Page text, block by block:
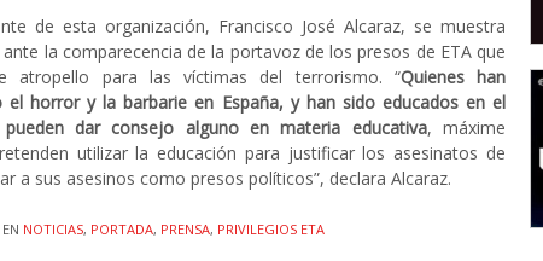
de esta organización, Francisco José Alcaraz, se muestra
la comparecencia de la portavoz de los presos de ETA que
atropello para las víctimas del terrorismo. “Quienes han
el horror y la barbarie en España, y han sido educados en el
dar consejo alguno en materia educativa, máxime
utilizar la educación para justificar los asesinatos de
a sus asesinos como presos políticos”, declara Alcaraz.
NOTICIAS, PORTADA, PRENSA, PRIVILEGIOS ETA